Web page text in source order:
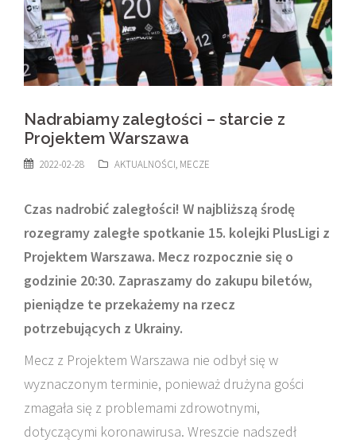
Nadrabiamy zaległości – starcie z
Projektem Warszawa
2022-02-28 AKTUALNOŚCI, MECZE
Czas nadrobić zaległości! W najbliższą środę
rozegramy zaległe spotkanie 15. kolejki PlusLigi z
Projektem Warszawa. Mecz rozpocznie się o
godzinie 20:30. Zapraszamy do zakupu biletów,
pieniądze te przekażemy na rzecz
potrzebujących z Ukrainy.
Mecz z Projektem Warszawa nie odbył się w
wyznaczonym terminie, ponieważ drużyna gości
zmagała się z problemami zdrowotnymi,
dotyczącymi koronawirusa. Wreszcie nadszedł